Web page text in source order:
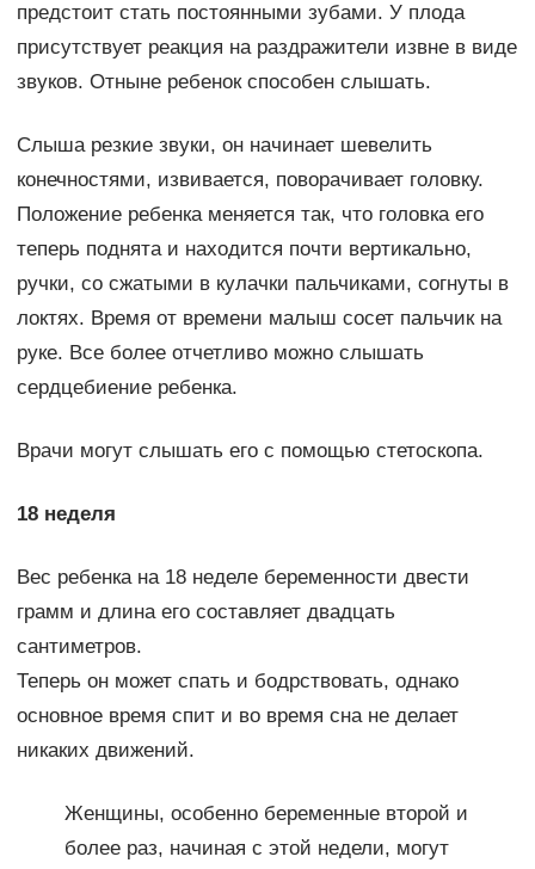
предстоит стать постоянными зубами. У плода
присутствует реакция на раздражители извне в виде
звуков. Отныне ребенок способен слышать.
Слыша резкие звуки, он начинает шевелить
конечностями, извивается, поворачивает головку.
Положение ребенка меняется так, что головка его
теперь поднята и находится почти вертикально,
ручки, со сжатыми в кулачки пальчиками, согнуты в
локтях. Время от времени малыш сосет пальчик на
руке. Все более отчетливо можно слышать
сердцебиение ребенка.
Врачи могут слышать его с помощью стетоскопа.
18 неделя
Вес ребенка на 18 неделе беременности двести
грамм и длина его составляет двадцать
сантиметров.
Теперь он может спать и бодрствовать, однако
основное время спит и во время сна не делает
никаких движений.
Женщины, особенно беременные второй и
более раз, начиная с этой недели, могут